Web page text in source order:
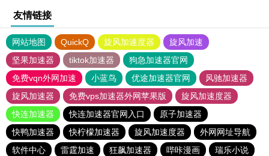
友情链接
网站地图 QuickQ 旋风加速度器
旋风加速
坚果加速器
tiktok加速器
狗急加速器官网
免费vqn外网加速
小蓝鸟 优途加速器官网
风驰加速器
旋风加速器
免费vps加速器外网苹果版
旋风加速度器
快连加速器
快连加速器官网入口
原子加速器
快鸭加速器
快柠檬加速器 旋风加速度器
外网网址导航
软件中心
雷霆加速 狂飙加速器 哔咔漫画
瑞乐小说